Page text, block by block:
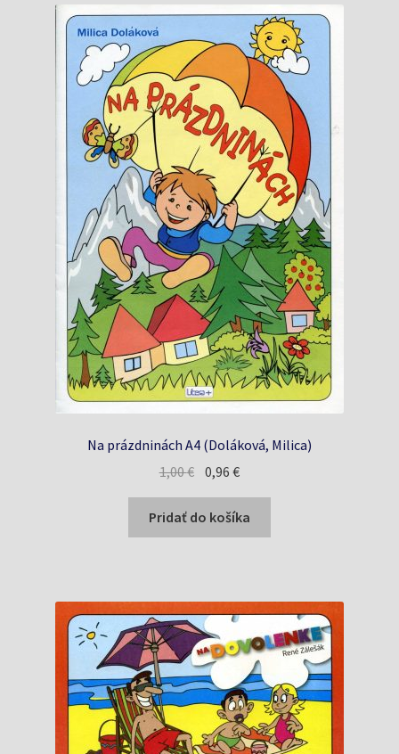
Na prázdninách A4 (Doláková, Milica)
1,00€ Pôvodná
cena
bola:
1,00 €.
0,96€Aktuálna
cena
je:
0,96 €.
Pridať do košíka